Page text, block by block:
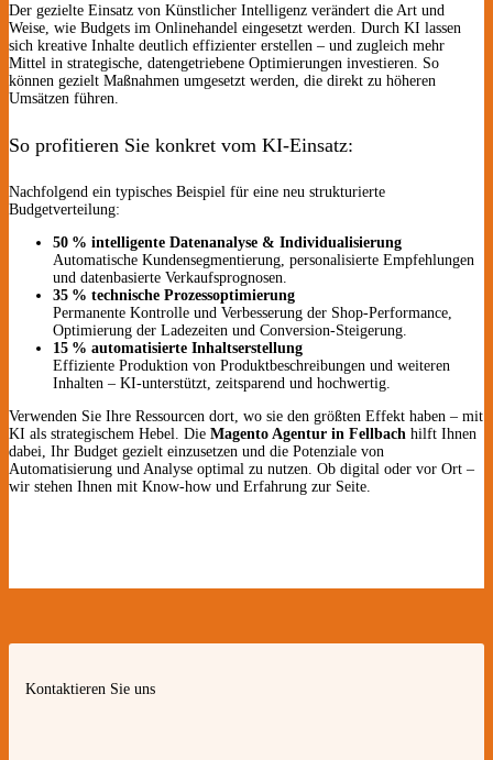
Der gezielte Einsatz von Künstlicher Intelligenz verändert die Art und
Weise, wie Budgets im Onlinehandel eingesetzt werden. Durch KI lassen
sich kreative Inhalte deutlich effizienter erstellen – und zugleich mehr
Mittel in strategische, datengetriebene Optimierungen investieren. So
können gezielt Maßnahmen umgesetzt werden, die direkt zu höheren
Umsätzen führen.
So profitieren Sie konkret vom KI-Einsatz:
Nachfolgend ein typisches Beispiel für eine neu strukturierte
Budgetverteilung:
50 % intelligente Datenanalyse & Individualisierung
Automatische Kundensegmentierung, personalisierte Empfehlungen
und datenbasierte Verkaufsprognosen.
35 % technische Prozessoptimierung
Permanente Kontrolle und Verbesserung der Shop-Performance,
Optimierung der Ladezeiten und Conversion-Steigerung.
15 % automatisierte Inhaltserstellung
Effiziente Produktion von Produktbeschreibungen und weiteren
Inhalten – KI-unterstützt, zeitsparend und hochwertig.
Verwenden Sie Ihre Ressourcen dort, wo sie den größten Effekt haben – mit
KI als strategischem Hebel. Die Magento Agentur in Fellbach hilft Ihnen
dabei, Ihr Budget gezielt einzusetzen und die Potenziale von
Automatisierung und Analyse optimal zu nutzen. Ob digital oder vor Ort –
wir stehen Ihnen mit Know-how und Erfahrung zur Seite.
Kontaktieren Sie uns